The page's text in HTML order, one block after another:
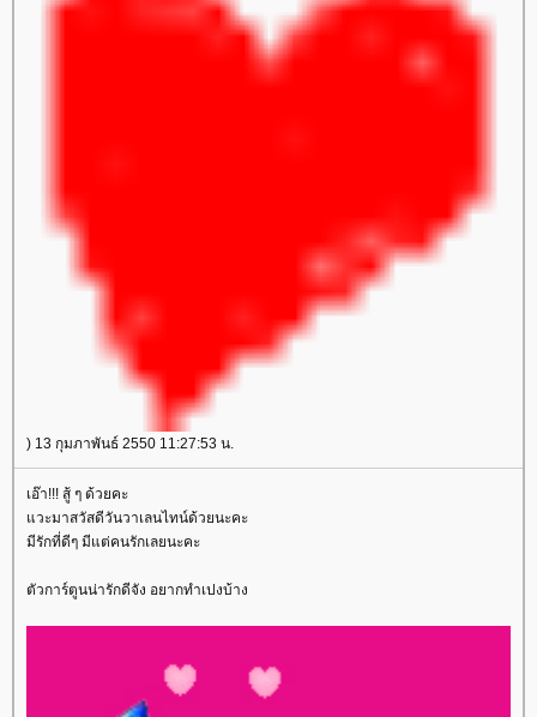
) 13 กุมภาพันธ์ 2550 11:27:53 น.
เอ๊า!!! สู้ ๆ ด้วยคะ
วะมาสวัสดีวันวาเลนไทน์ด้วยนะคะ
มีรักที่ดีๆ มีแต่คนรักเลยนะคะ
ตัวการ์ตูนน่ารักดีจัง อยากทำเปงบ้าง